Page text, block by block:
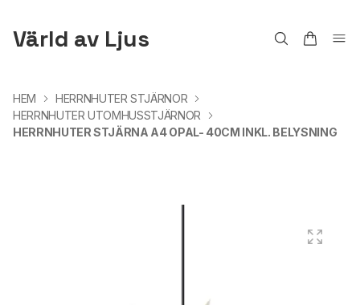
Värld av Ljus
HEM
HERRNHUTER STJÄRNOR
HERRNHUTER UTOMHUSSTJÄRNOR
HERRNHUTER STJÄRNA A4 OPAL- 40CM INKL. BELYSNING